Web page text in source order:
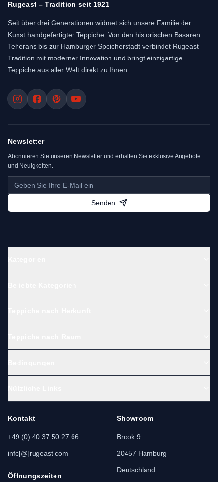
Rugeast – Tradition seit 1921
Seit über drei Generationen widmet sich unsere Familie der
Kunst handgefertigter Teppiche. Von den historischen Basaren
Teherans bis zur Hamburger Speicherstadt verbindet Rugeast
Tradition mit moderner Innovation und bringt einzigartige
Teppiche aus aller Welt direkt zu Ihnen.
Newsletter
Abonnieren Sie unseren Newsletter und erhalten Sie exklusive Angebote
und Neuigkeiten.
Senden
Kontakt
+49 (0) 40 37 50 27 66
info[@]rugeast.com
Öffnungszeiten
Showroom
Brook 9
20457 Hamburg
Deutschland